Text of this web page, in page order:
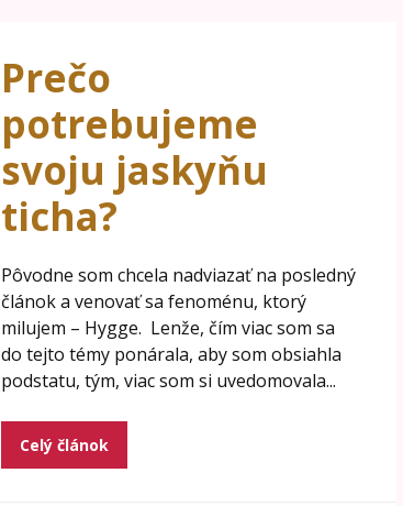
Prečo
potrebujeme
svoju jaskyňu
ticha?
Pôvodne som chcela nadviazať na posledný
článok a venovať sa fenoménu, ktorý
milujem – Hygge. Lenže, čím viac som sa
do tejto témy ponárala, aby som obsiahla
podstatu, tým, viac som si uvedomovala...
Celý článok